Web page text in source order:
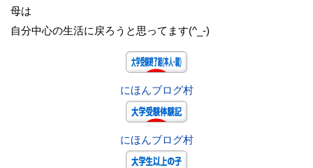
母は
自分中心の生活に戻ろうと思ってます(^_-)
にほんブログ村
にほんブログ村